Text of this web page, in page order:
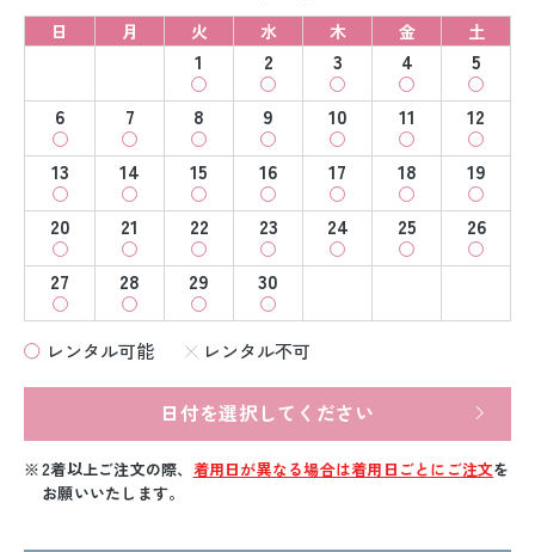
日 月 火 水 木 金 土
1 2 3 4
5
6
7 8 9 10 11
12
13
14 15 16 17 18
19
20
21 22 23 24 25
26
27
28 29 30
レンタル可能 レンタル不可
日付を選択してください
2着以上ご注文の際、 着用日が異なる場合は着用日ごとにご注文を
お願いいたします。